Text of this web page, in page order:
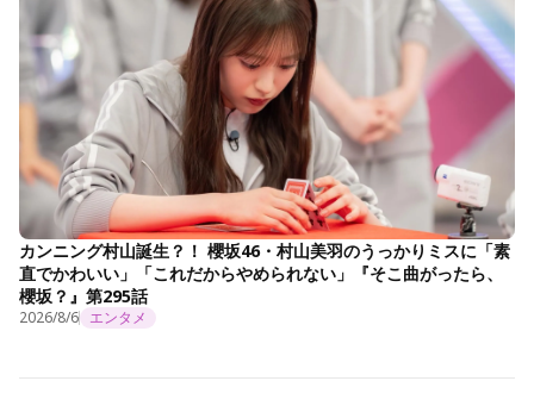
カンニング村山誕生？！ 櫻坂46・村山美羽のうっかりミスに「素
直でかわいい」「これだからやめられない」『そこ曲がったら、
櫻坂？』第295話
2026/8/6 エンタメ